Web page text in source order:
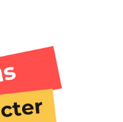
Tiers lieu
Ateliers
Gare aux enfants
Restaurant
FabLab
Réemploi